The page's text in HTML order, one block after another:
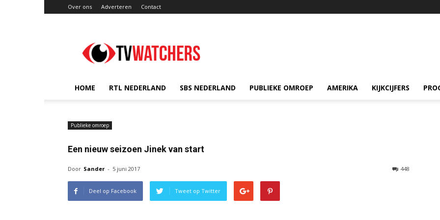
Over ons Adverteren Contact
HOME RTL NEDERLAND SBS NEDERLAND PUBLIEKE OMROEP AMERIKA KIJKCIJFERS
Publieke omroep
Een nieuw seizoen Jinek van start
Door Sander - 5 juni 2017 448
Deel op Facebook Tweet op Twitter